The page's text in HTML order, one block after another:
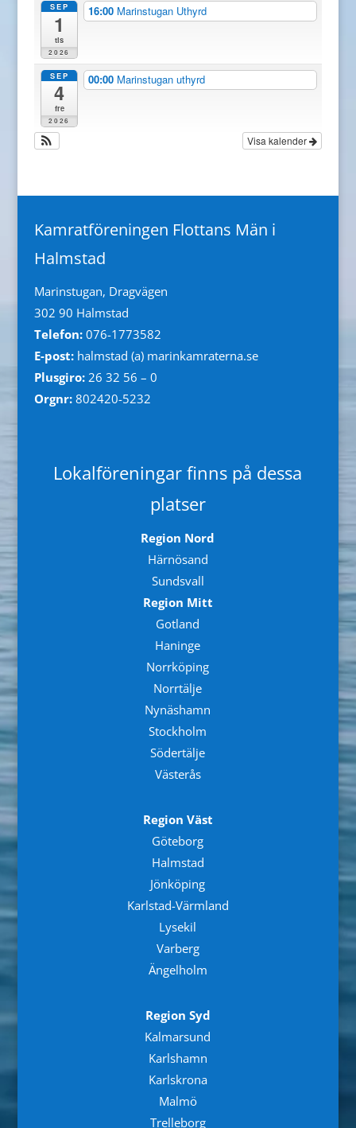
SEP
1
tis
2026
16:00 Marinstugan Uthyrd
SEP
4
fre
2026
00:00 Marinstugan uthyrd
Visa kalender
Kamratföreningen Flottans Män i
Halmstad
Marinstugan, Dragvägen
302 90 Halmstad
Telefon: 076-1773582
E-post:halmstad (a) marinkamraterna.se
Plusgiro:26 32 56 – 0
Orgnr: 802420-5232
Lokalföreningar finns på dessa
platser
Region Nord
Härnösand
Sundsvall
Region Mitt
Gotland
Haninge
Norrköping
Norrtälje
Nynäshamn
Stockholm
Södertälje
Västerås
Region Väst
Göteborg
Halmstad
Jönköping
Karlstad-Värmland
Lysekil
Varberg
Ängelholm
Region Syd
Kalmarsund
Karlshamn
Karlskrona
Malmö
Trelleborg